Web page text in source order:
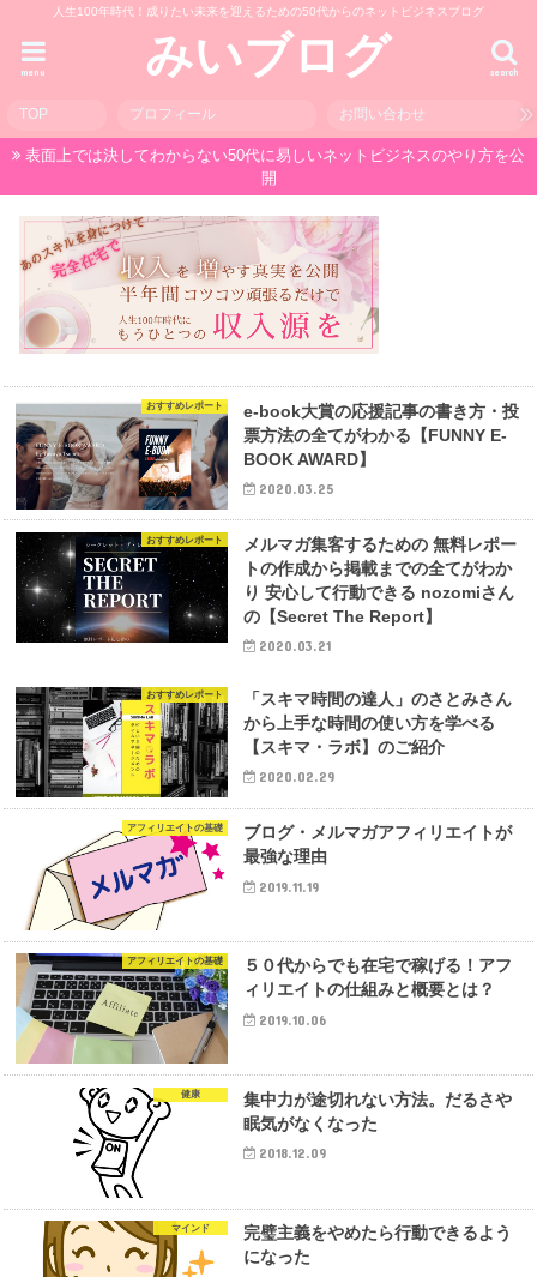
人生100年時代！成りたい未来を迎えるための50代からのネットビジネスブログ
みいブログ search
menu
TOP プロフィール お問い合わせ
表面上では決してわからない50代に易しいネットビジネスのやり方を公
開
おすすめレポート
e-book大賞の応援記事の書き方・投
票方法の全てがわかる【FUNNY E-
BOOK AWARD】
2020.03.25
おすすめレポート
メルマガ集客するための 無料レポー
トの作成から掲載までの全てがわか
り 安心して行動できる nozomiさん
の【Secret The Report】
2020.03.21
おすすめレポート
「スキマ時間の達人」のさとみさん
から上手な時間の使い方を学べる
【スキマ・ラボ】のご紹介
2020.02.29
アフィリエイトの基礎
ブログ・メルマガアフィリエイトが
最強な理由
2019.11.19
アフィリエイトの基礎
５０代からでも在宅で稼げる！アフ
ィリエイトの仕組みと概要とは？
2019.10.06
健康
集中力が途切れない方法。だるさや
眠気がなくなった
2018.12.09
マインド
完璧主義をやめたら行動できるよう
になった